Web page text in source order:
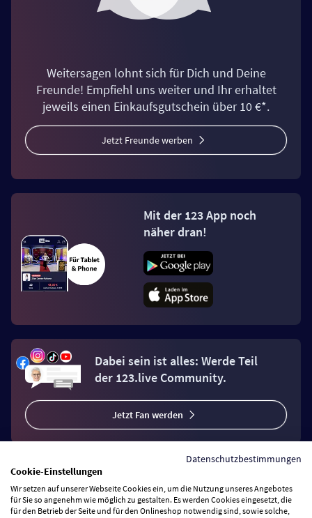
Weitersagen lohnt sich für Dich und Deine
Freunde! Empfiehl uns weiter und Ihr erhaltet
jeweils einen Einkaufsgutschein über 10 €*.
Jetzt Freunde werben
Mit der 123 App noch
näher dran!
Dabei sein ist alles: Werde Teil
der 123.live Community.
Jetzt Fan werden
Vertrag widerrufen
Datenschutzbestimmungen
Cookie-Einstellungen
Wir setzen auf unserer Webseite Cookies ein, um die Nutzung unseres Angebotes
für Sie so angenehm wie möglich zu gestalten. Es werden Cookies eingesetzt, die
für den Betrieb der Seite und für den Onlineshop notwendig sind, sowie solche,